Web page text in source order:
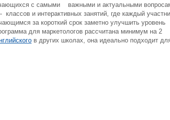
с самыми важными и актуальными
классов и интерактивных занятий, где каждый
за короткий срок заметно улучшить уровень
для маркетологов рассчитана минимум на 2
в других школах, она идеально подходит